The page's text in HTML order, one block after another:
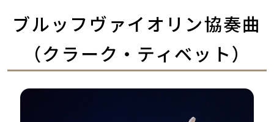
ブルッフヴァイオリン協奏曲
（クラーク・ティベット）